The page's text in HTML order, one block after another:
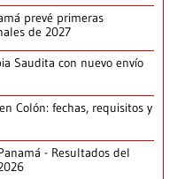
prevé primeras
de 2027
Saudita con nuevo envío
Colón: fechas, requisitos y
- Resultados del